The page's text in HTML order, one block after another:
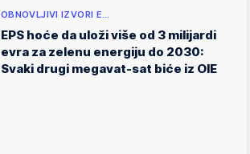
OBNOVLJIVI IZVORI E…
EPS hoće da uloži više od 3 milijardi
evra za zelenu energiju do 2030:
Svaki drugi megavat-sat biće iz OIE